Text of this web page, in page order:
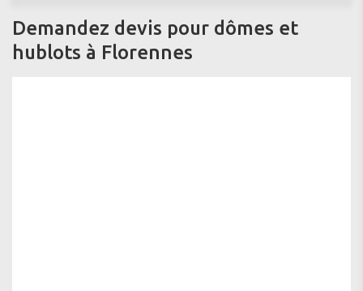
Demandez devis pour dômes et
hublots à Florennes